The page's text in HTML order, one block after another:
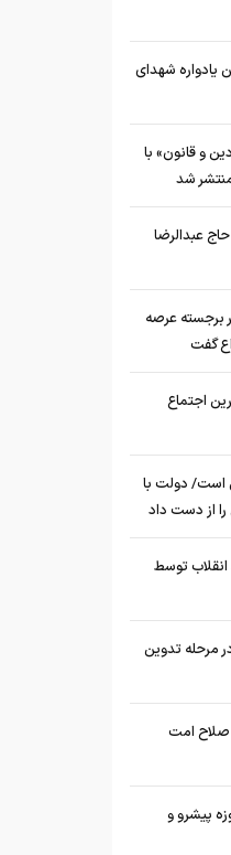
یادواره شهدای
و قانون» با
شد
عبدالرضا
برجسته عرصه
گفت
اجتماع
است/ دولت با
از دست داد
توسط
مرحله تدوین
صلاح امت
پیشرو و